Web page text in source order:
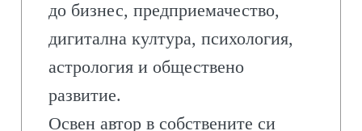
до бизнес, предприемачество,
дигитална култура, психология,
астрология и обществено
развитие.
Освен автор в собствените си